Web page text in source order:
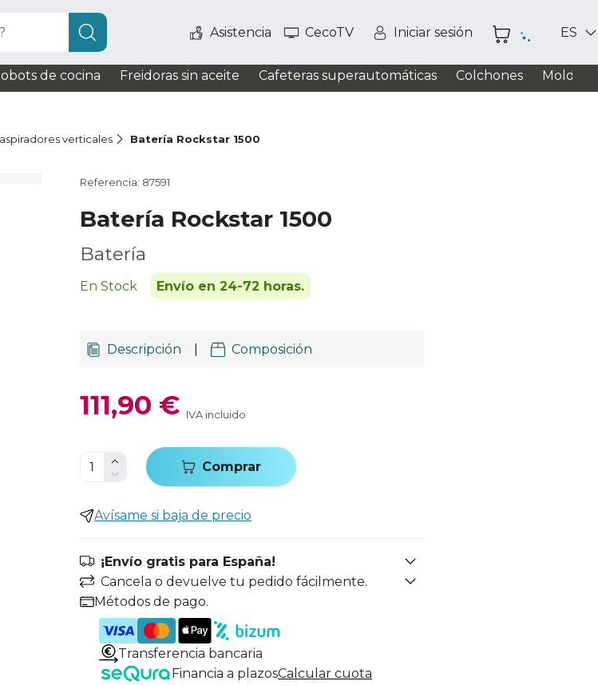
Asistencia CecoTV Iniciar sesión ES
de cocina Freidoras sin aceite Cafeteras superautomáticas Colchones
verticales Batería Rockstar 1500
Referencia: 87591
Batería Rockstar 1500
Batería
En Stock Envío en 24-72 horas.
Descripción Composición
111,90 € IVA incluido
Comprar
Avísame si baja de precio
¡Envío gratis para España!
Cancela o devuelve tu pedido fácilmente.
Métodos de pago.
Transferencia bancaria
Financia a plazosCalcular cuota